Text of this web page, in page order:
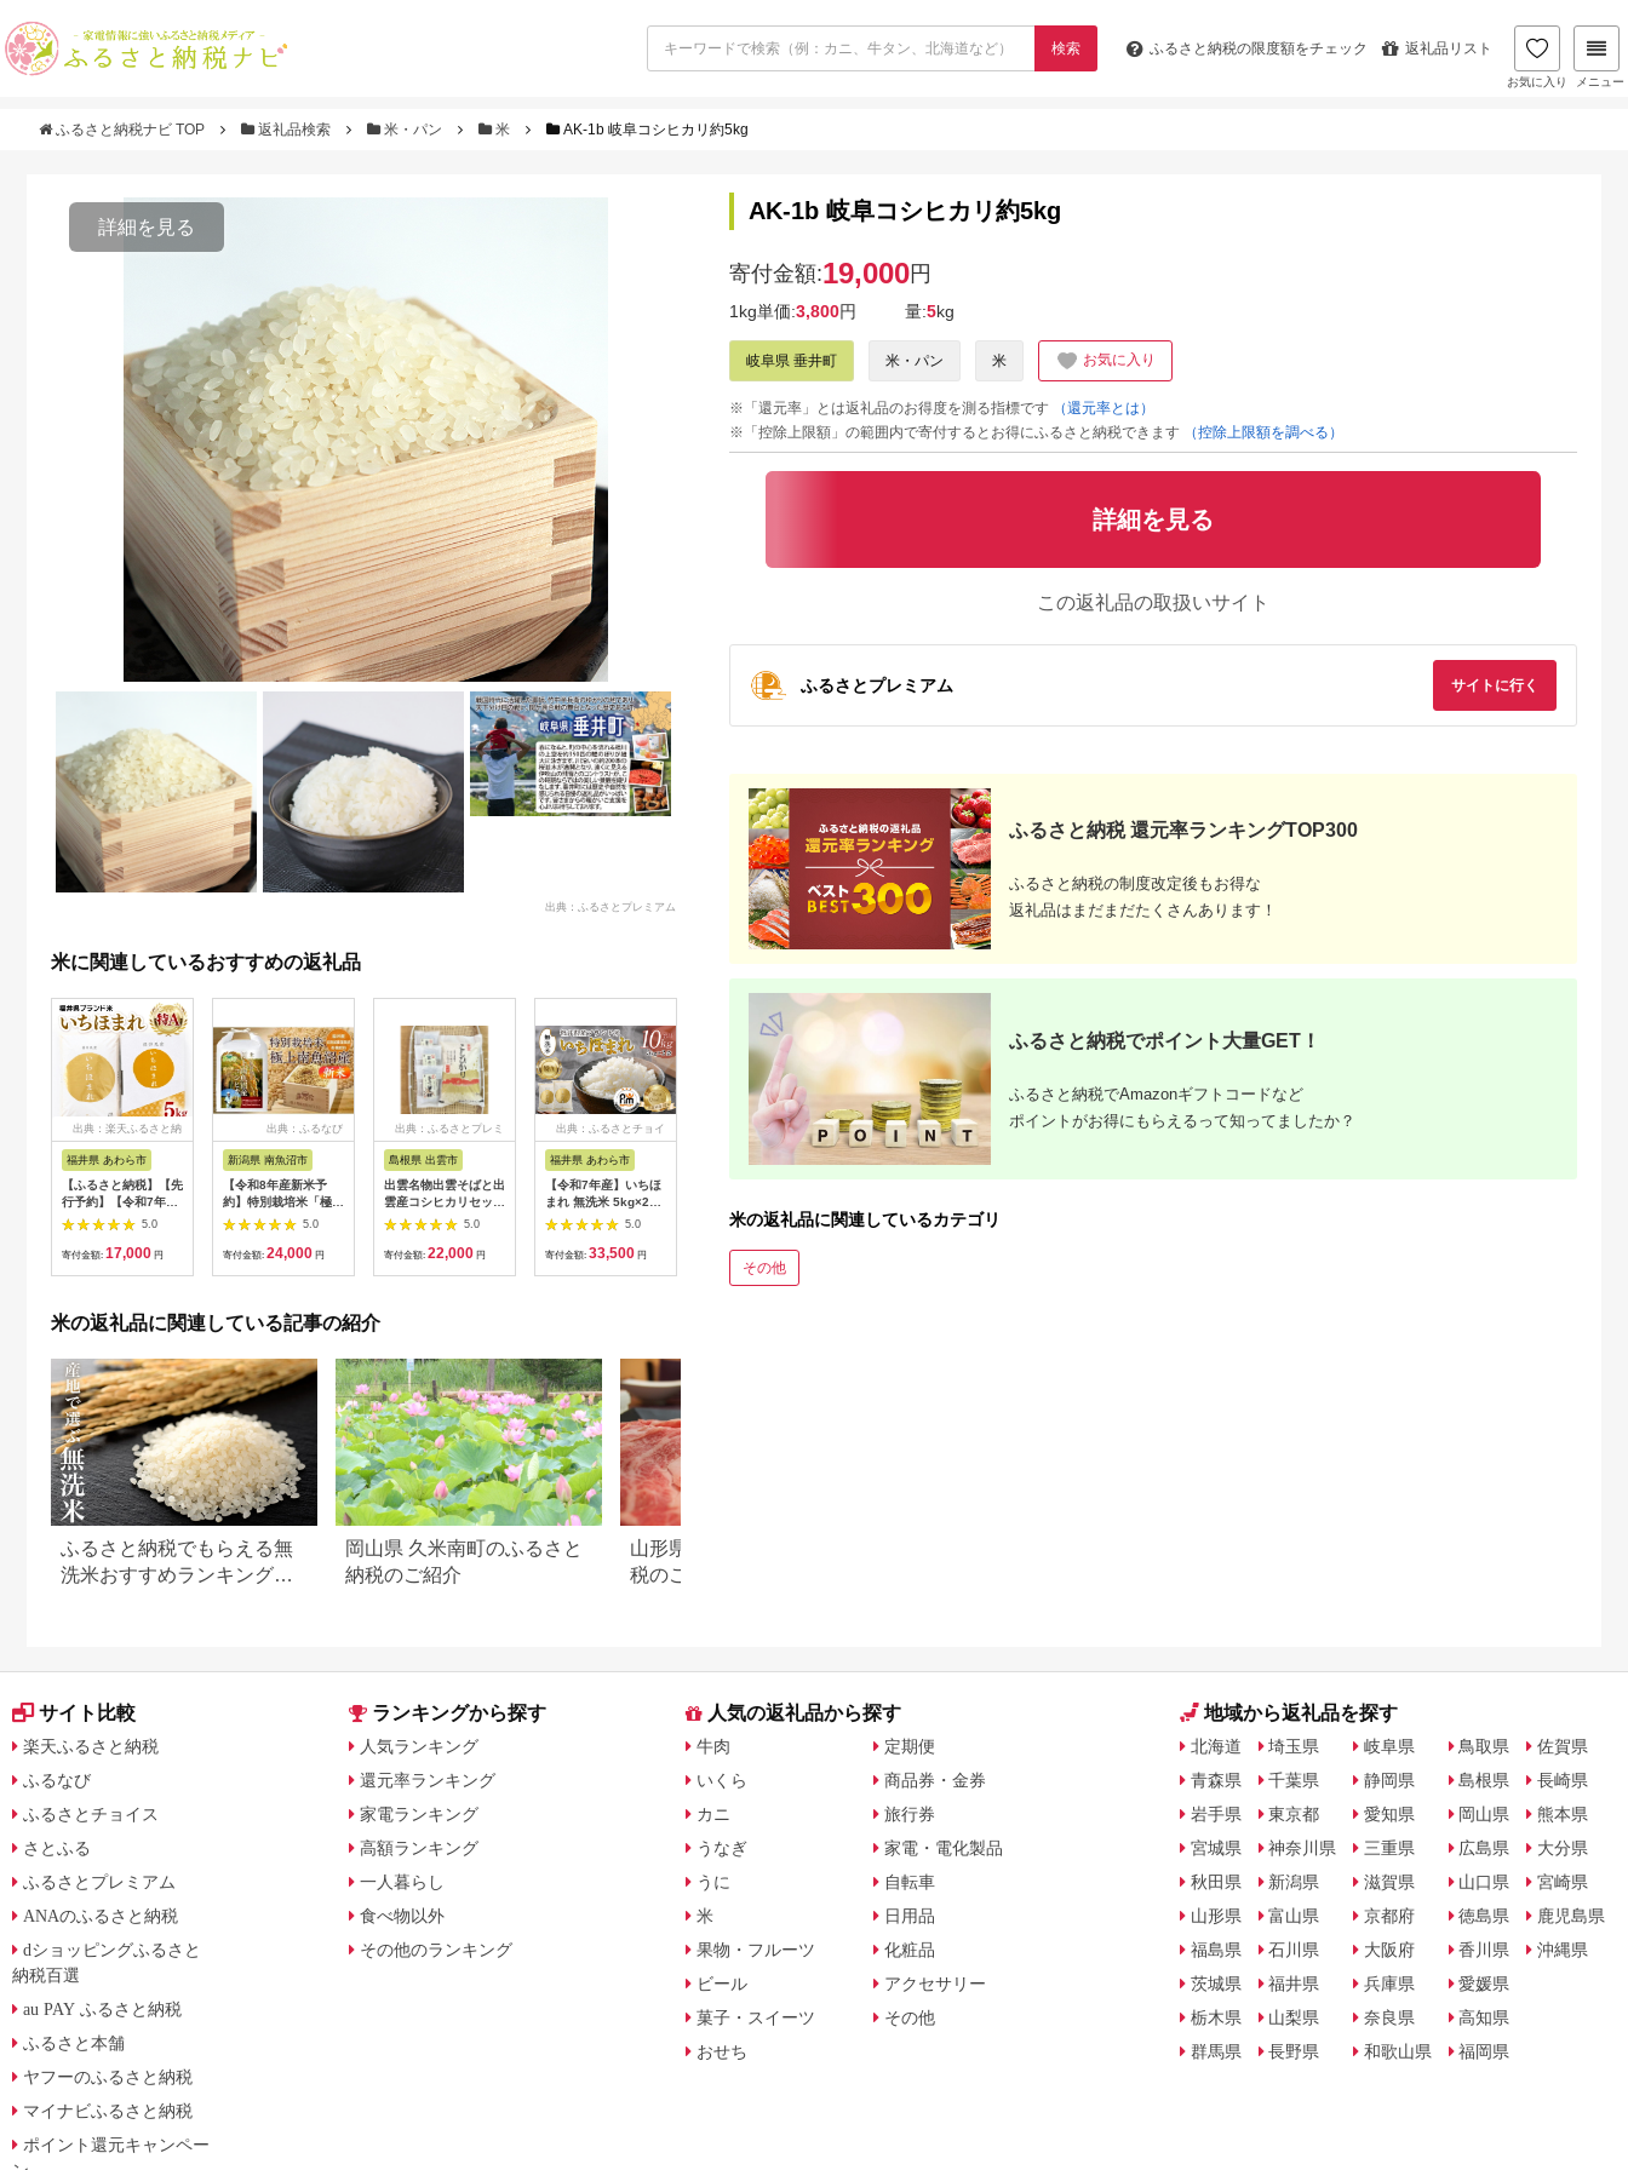
検索 ふるさと納税の限度額をチェック 返礼品リスト
お気に入り メニュー
ふるさと納税ナビ TOP 返礼品検索 米・パン 米 AK-1b 岐阜コシヒカリ約5kg
詳細を見る
出典：ふるさとプレミアム
米に関連しているおすすめの返礼品
出典：楽天ふるさと納
福井県 あわら市
【ふるさと納税】【先
行予約】【令和7年
産】いちほまれ 精米
5kg 《ギフトにもお
すすめ！化粧箱入り》
旬以降順次発送予定
5.0
寄付金額: 17,000 円
出典：ふるなび
新潟県 南魚沼市
【令和8年産新米予
約】特別栽培米「極上
南魚沼産コシヒカリ」
（有機肥料、8割減農
薬栽培）玄米5ｋｇ
米】【2026年10月上
旬より1ヶ月以内に順
5.0
寄付金額: 24,000 円
出典：ふるさとプレミ
島根県 出雲市
出雲名物出雲そばと出
雲産コシヒカリセット
322032_EH0025.0
寄付金額: 22,000 円
出典：ふるさとチョイ
福井県 あわら市
【令和7年産】いちほ
まれ 無洗米 5kg×2袋
（計10kg）／ 福井県
産 ブランド米 ご飯 白
米 新鮮 [aw064-
5.0
寄付金額: 33,500 円
出典：ふるさとプレミ
アム
5kg【玄米】(5kg小分
け】2025年産 お届け
時期選べる お米 藤岡
農産 [藤岡農産 秋田
5.0
寄付金額: 10,000円
出典：ふるさとチョイ
ス
熊本県 高森町
(6.5kg×2袋) 【2025
5.0
出典：楽天ふるさと納
出典：楽天ふるさと納
米の返礼品に関連している記事の紹介
ふるさと納税でもらえる無
洗米おすすめランキング
岡山県 久米南町のふるさと
納税のご紹介
山形県 米沢市のふるさと納
税のご紹介
AK-1b 岐阜コシヒカリ約5kg
寄付金額:19,000円
1kg単価:3,800円 量:5kg
岐阜県 垂井町 米・パン 米 お気に入り
※「還元率」とは返礼品のお得度を測る指標です
（還元率とは）
※「控除上限額」の範囲内で寄付するとお得にふるさと納税できます
（控除上限額を調べる）
詳細を見る
この返礼品の取扱いサイト
ふるさとプレミアム サイトに行く
ふるさと納税 還元率ランキングTOP300
ふるさと納税の制度改定後もお得な
返礼品はまだまだたくさんあります！
ふるさと納税でポイント大量GET！
ふるさと納税でAmazonギフトコードなど
ポイントがお得にもらえるって知ってましたか？
米の返礼品に関連しているカテゴリ
その他
サイト比較
楽天ふるさと納税
ふるなび
ふるさとチョイス
さとふる
ふるさとプレミアム
ANAのふるさと納税
dショッピングふるさと
納税百選
au PAY ふるさと納税
ふるさと本舗
ヤフーのふるさと納税
マイナビふるさと納税
ポイント還元キャンペー
ランキングから探す
人気ランキング
還元率ランキング
家電ランキング
高額ランキング
一人暮らし
食べ物以外
その他のランキング
人気の返礼品から探す
牛肉
いくら
カニ
うなぎ
うに
米
果物・フルーツ
ビール
菓子・スイーツ
おせち
定期便
商品券・金券
旅行券
家電・電化製品
自転車
日用品
化粧品
アクセサリー
その他
地域から返礼品を探す
北海道
青森県
岩手県
宮城県
秋田県
山形県
福島県
茨城県
栃木県
群馬県
埼玉県
千葉県
東京都
神奈川県
新潟県
富山県
石川県
福井県
山梨県
長野県
岐阜県
静岡県
愛知県
三重県
滋賀県
京都府
大阪府
兵庫県
奈良県
和歌山県
鳥取県
島根県
岡山県
広島県
山口県
徳島県
香川県
愛媛県
高知県
福岡県
佐賀県
長崎県
熊本県
大分県
宮崎県
鹿児島県
沖縄県